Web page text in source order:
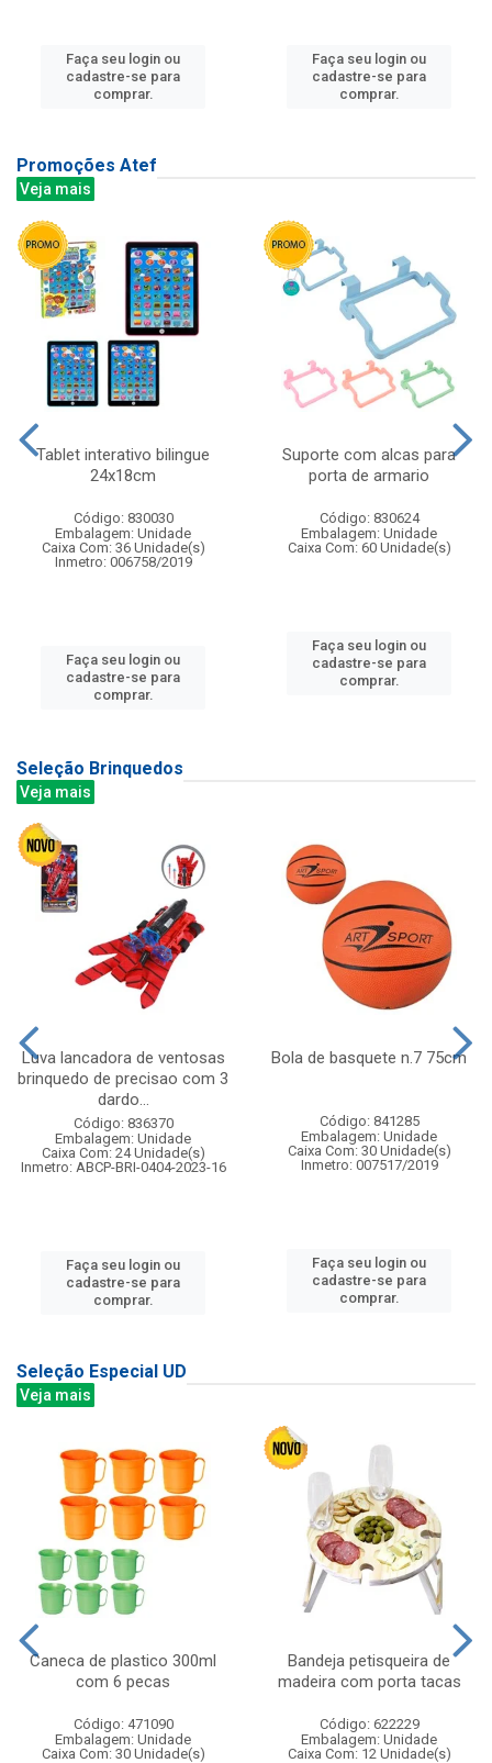
Faça seu login ou
cadastre-se para
comprar.
Faça seu login ou
cadastre-se para
comprar.
Promoções Atef
Veja mais
Tablet interativo bilingue
24x18cm
Código: 830030
Embalagem: Unidade
Caixa Com: 36 Unidade(s)
Inmetro: 006758/2019
Faça seu login ou
cadastre-se para
comprar.
Suporte com alcas para
porta de armario
Código: 830624
Embalagem: Unidade
Caixa Com: 60 Unidade(s)
Faça seu login ou
cadastre-se para
comprar.
Seleção Brinquedos
Veja mais
Luva lancadora de ventosas
brinquedo de precisao com 3
dardo...
Código: 836370
Embalagem: Unidade
Caixa Com: 24 Unidade(s)
Inmetro: ABCP-BRI-0404-2023-16
Faça seu login ou
cadastre-se para
comprar.
Bola de basquete n.7 75cm
Código: 841285
Embalagem: Unidade
Caixa Com: 30 Unidade(s)
Inmetro: 007517/2019
Faça seu login ou
cadastre-se para
comprar.
Seleção Especial UD
Veja mais
Caneca de plastico 300ml
com 6 pecas
Código: 471090
Embalagem: Unidade
Caixa Com: 30 Unidade(s)
Bandeja petisqueira de
madeira com porta tacas
Código: 622229
Embalagem: Unidade
Caixa Com: 12 Unidade(s)